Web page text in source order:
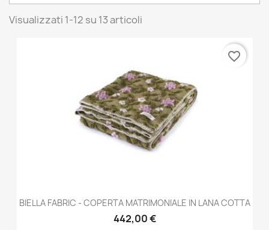
Visualizzati 1-12 su 13 articoli
BIELLA FABRIC - COPERTA MATRIMONIALE IN LANA COTTA
442,00 €
favorite_border